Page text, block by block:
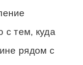
с тем, куда
рядом с